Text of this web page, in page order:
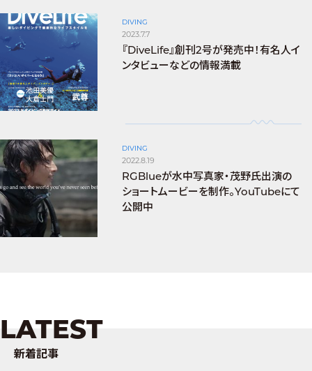
DIVING
2023.7.7
『DiveLife』創刊2号が発売中！有名人イ
ンタビューなどの情報満載
DIVING
2022.8.19
RGBlueが水中写真家・茂野氏出演の
ショートムービーを制作。YouTubeにて
公開中
LATEST
新着記事